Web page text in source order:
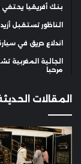
بنك أفريقيا
الناظور تستقبل أزيد من 100 ألف سائح سنوياً وتحتاج لتعزيز
اندلاع حريق في
الجالية
مرحبا
المقالات